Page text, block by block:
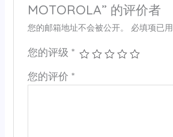
MOTOROLA” 的评价者
您的邮箱地址不会被公开。 必填项已用
您的评级 *
您的评价 *